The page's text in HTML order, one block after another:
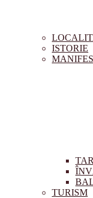
ISTORIE
TURISM